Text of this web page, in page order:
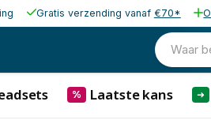
Gratis verzending vanaf €70*
Waar
% Laatste kans ➜